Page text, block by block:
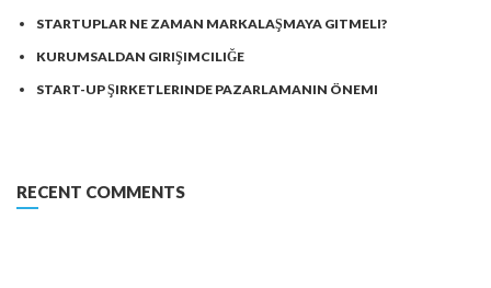
STARTUPLAR NE ZAMAN MARKALAŞMAYA GITMELI?
KURUMSALDAN GIRIŞIMCILIĞE
START-UP ŞIRKETLERINDE PAZARLAMANIN ÖNEMI
RECENT COMMENTS